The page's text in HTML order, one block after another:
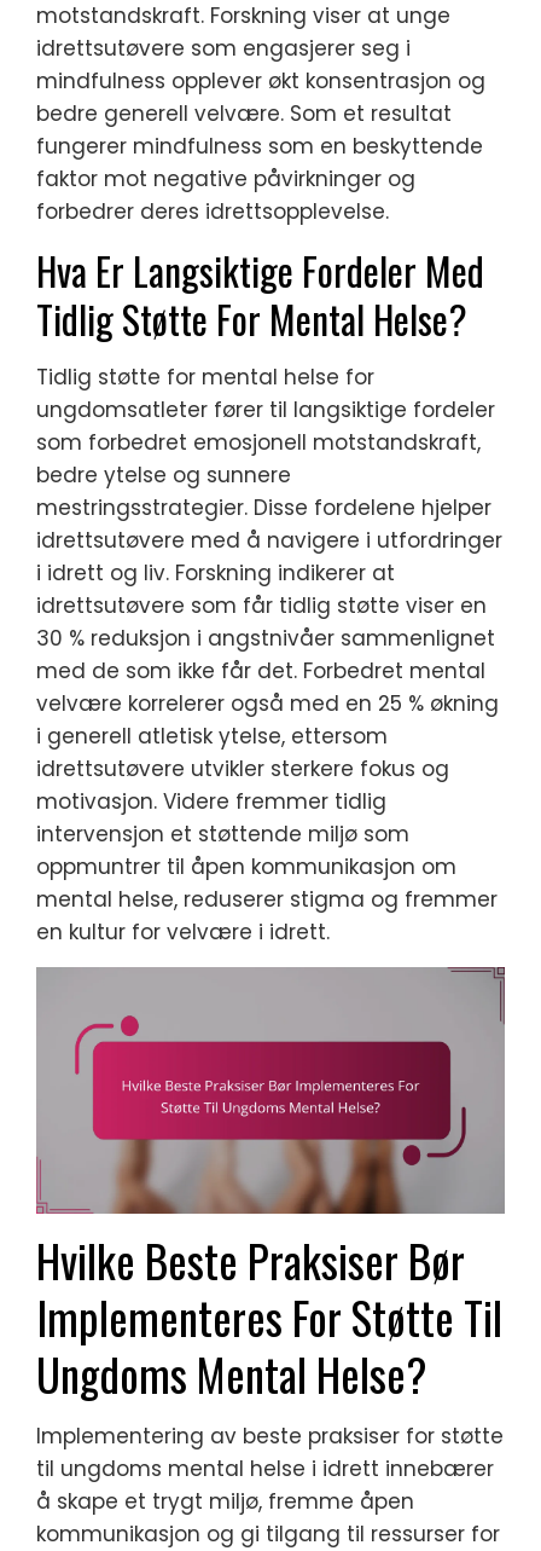
motstandskraft. Forskning viser at unge
idrettsutøvere som engasjerer seg i
mindfulness opplever økt konsentrasjon og
bedre generell velvære. Som et resultat
fungerer mindfulness som en beskyttende
faktor mot negative påvirkninger og
forbedrer deres idrettsopplevelse.
Hva Er Langsiktige Fordeler Med
Tidlig Støtte For Mental Helse?
Tidlig støtte for mental helse for
ungdomsatleter fører til langsiktige fordeler
som forbedret emosjonell motstandskraft,
bedre ytelse og sunnere
mestringsstrategier. Disse fordelene hjelper
idrettsutøvere med å navigere i utfordringer
i idrett og liv. Forskning indikerer at
idrettsutøvere som får tidlig støtte viser en
30 % reduksjon i angstnivåer sammenlignet
med de som ikke får det. Forbedret mental
velvære korrelerer også med en 25 % økning
i generell atletisk ytelse, ettersom
idrettsutøvere utvikler sterkere fokus og
motivasjon. Videre fremmer tidlig
intervensjon et støttende miljø som
oppmuntrer til åpen kommunikasjon om
mental helse, reduserer stigma og fremmer
en kultur for velvære i idrett.
Hvilke Beste Praksiser Bør
Implementeres For Støtte Til
Ungdoms Mental Helse?
Implementering av beste praksiser for støtte
til ungdoms mental helse i idrett innebærer
å skape et trygt miljø, fremme åpen
kommunikasjon og gi tilgang til ressurser for